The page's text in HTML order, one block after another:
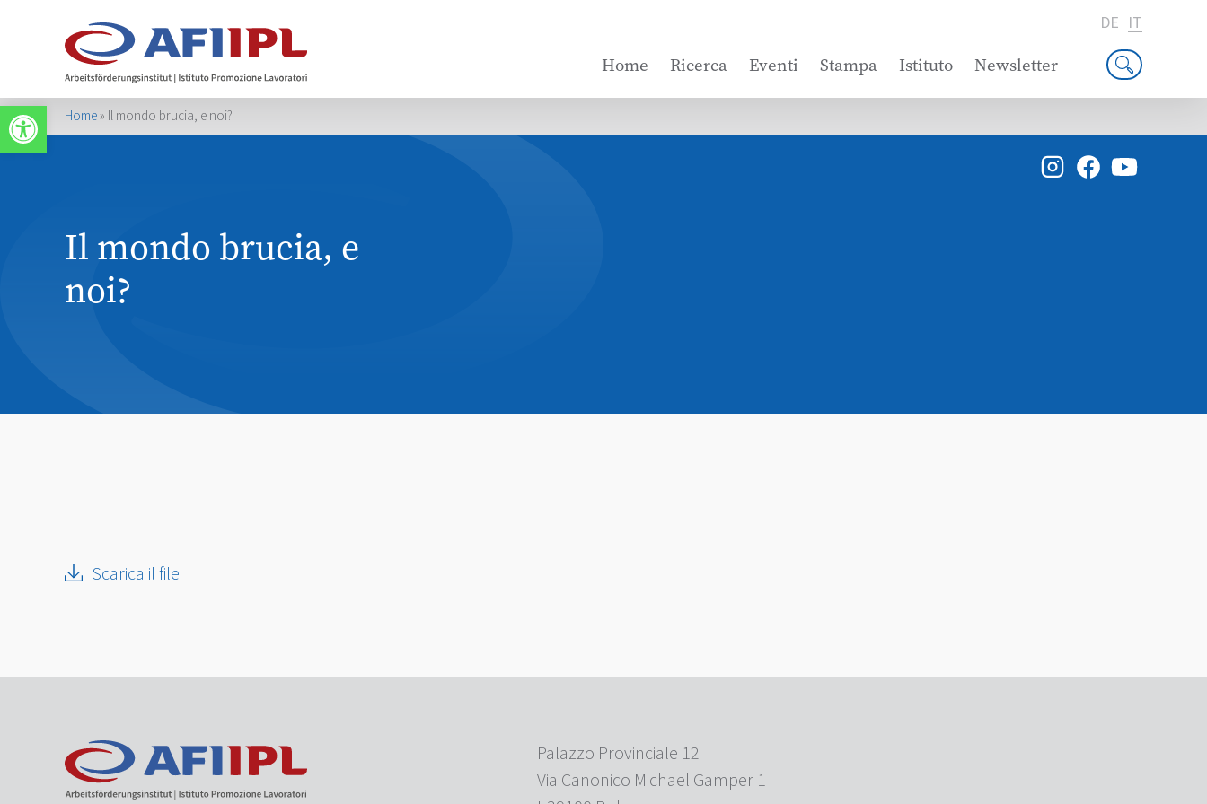
Apri la barra degli strumenti
Home Ricerca Eventi Stampa Istituto Newsletter
DE IT
Home» Il mondo brucia, e noi?
Il mondo brucia, e
noi?
Scarica il file
Palazzo Provinciale 12
Via Canonico Michael Gamper 1